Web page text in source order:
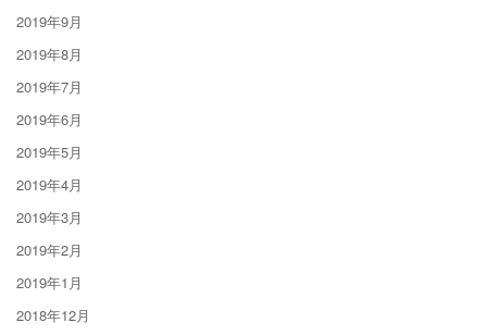
2019年9月
2019年8月
2019年7月
2019年6月
2019年5月
2019年4月
2019年3月
2019年2月
2019年1月
2018年12月